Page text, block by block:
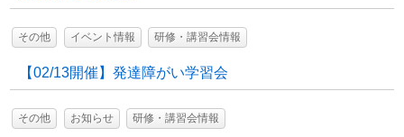
その他 イベント情報 研修・講習会情報
【02/13開催】発達障がい学習会
その他 お知らせ 研修・講習会情報